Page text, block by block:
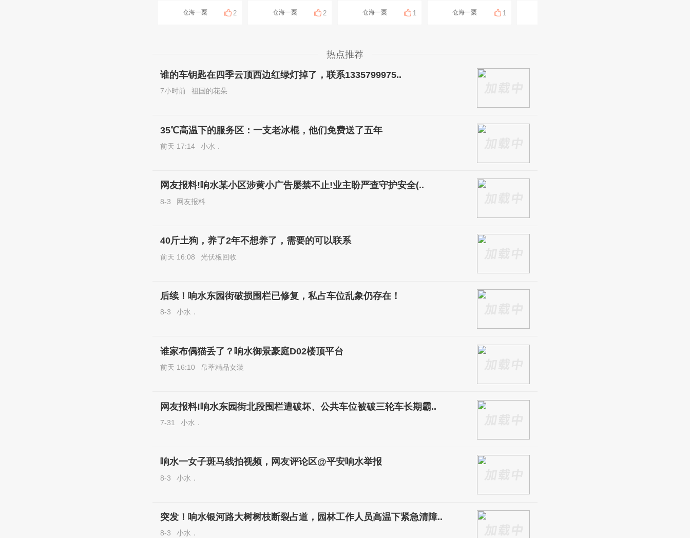
仓海一粟 2 仓海一粟 2 仓海一粟 1 仓海一粟 1
热点推荐
谁的车钥匙在四季云顶西边红绿灯掉了，联系1335799975..
7小时前 祖国的花朵
35℃高温下的服务区：一支老冰棍，他们免费送了五年
前天 17:14 小水．
网友报料!响水某小区涉黄小广告屡禁不止!业主盼严查守护安全(..
8-3 网友报料
40斤土狗，养了2年不想养了，需要的可以联系
前天 16:08 光伏板回收
后续！响水东园街破损围栏已修复，私占车位乱象仍存在！
8-3 小水．
谁家布偶猫丢了？响水御景豪庭D02楼顶平台
前天 16:10 帛萃精品女装
网友报料!响水东园街北段围栏遭破坏、公共车位被破三轮车长期霸..
7-31 小水．
响水一女子斑马线拍视频，网友评论区@平安响水举报
8-3 小水．
突发！响水银河路大树树枝断裂占道，园林工作人员高温下紧急清障..
8-3 小水．